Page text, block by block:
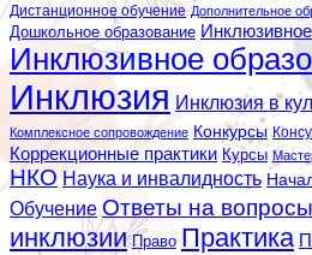
Дистанционное обучение Дополнительное
Дошкольное образование
Инклюзивное
Инклюзия Инклюзия в
Комплексное сопровождение Конкурсы
Коррекционные практики Курсы
НКО Наука и инвалидность
Обучение Ответы на вопросы
инклюзии Право Практика